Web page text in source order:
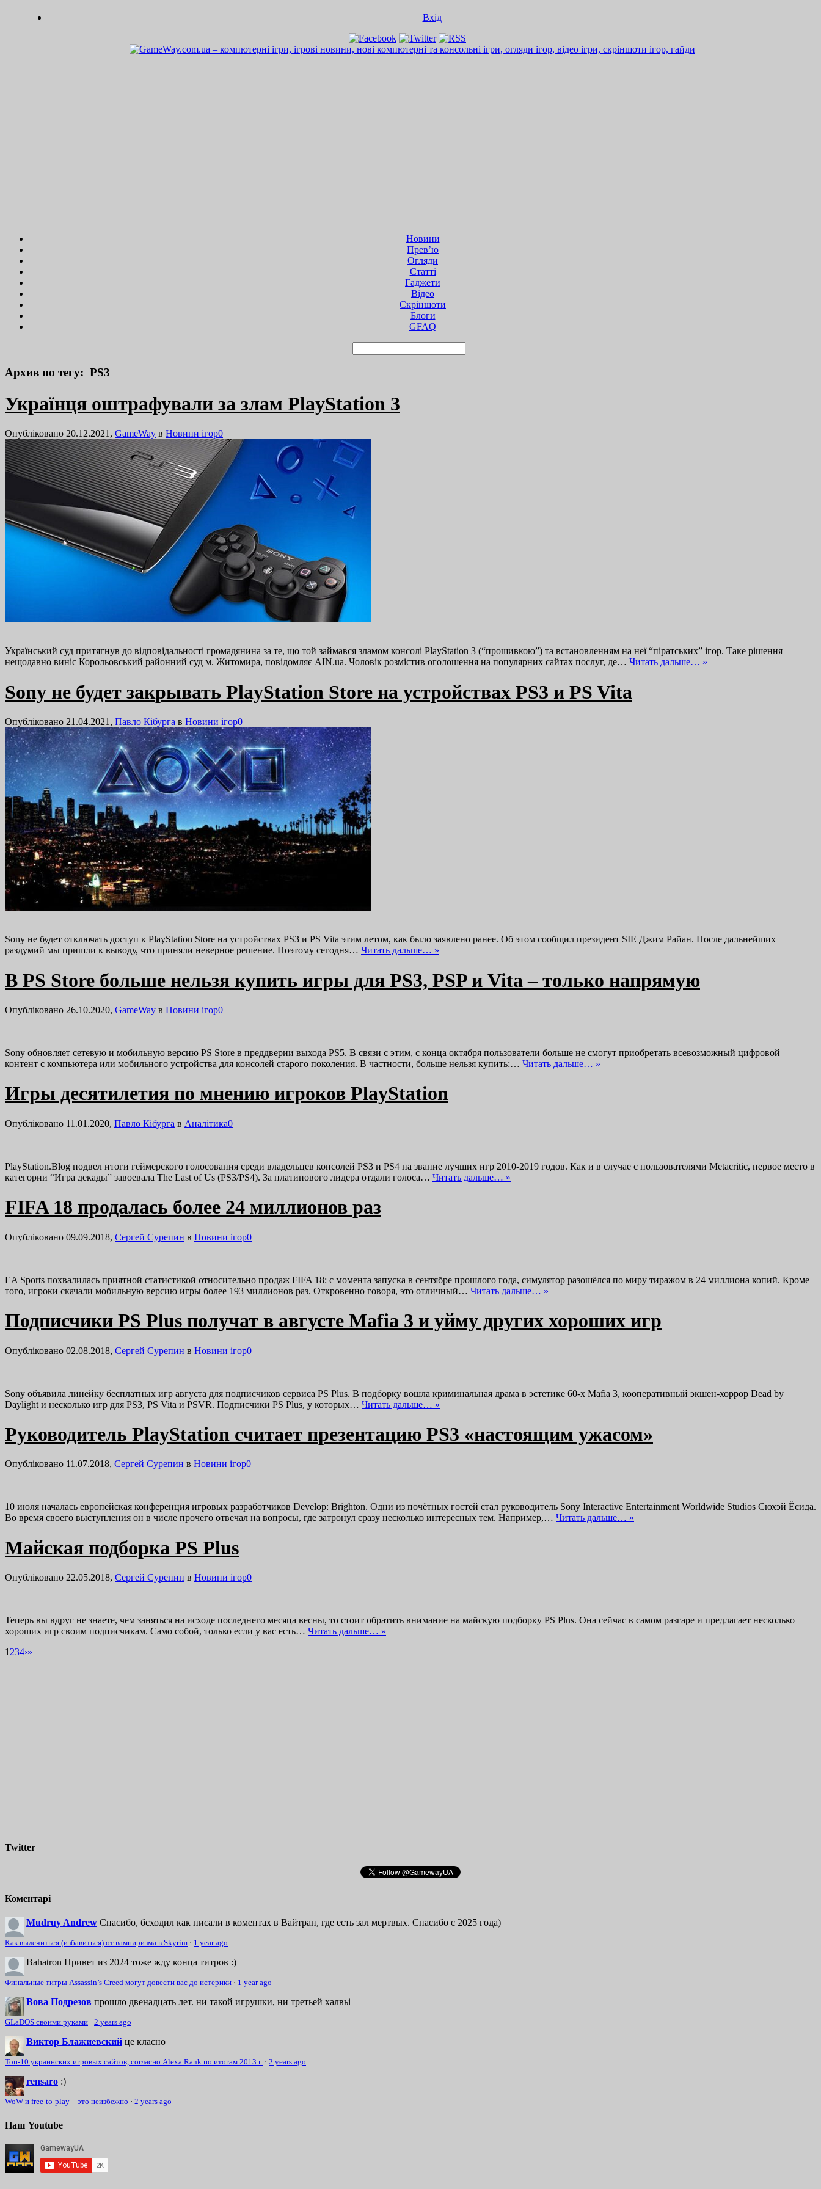
Вхід
Новини
Прев’ю
Огляди
Статті
Гаджети
Відео
Cкріншоти
Блоги
GFAQ
Архив по тегу: PS3
Українця оштрафували за злам PlayStation 3
Опубліковано 20.12.2021, GameWay в Новини ігор0
Український суд притягнув до відповідальності громадянина за те, що той займався зламом консолі PlayStation 3 (“прошивкою”) та встановленням на неї “піратських” ігор. Таке рішення
нещодавно виніс Корольовський районний суд м. Житомира, повідомляє AIN.ua. Чоловік розмістив оголошення на популярних сайтах послуг, де… Читать дальше… »
Sony не будет закрывать PlayStation Store на устройствах PS3 и PS Vita
Опубліковано 21.04.2021, Павло Кібурга в Новини ігор0
Sony не будет отключать доступ к PlayStation Store на устройствах PS3 и PS Vita этим летом, как было заявлено ранее. Об этом сообщил президент SIE Джим Райан. После дальнейших
раздумий мы пришли к выводу, что приняли неверное решение. Поэтому сегодня… Читать дальше… »
В PS Store больше нельзя купить игры для PS3, PSP и Vita – только напрямую
Опубліковано 26.10.2020, GameWay в Новини ігор0
Sony обновляет сетевую и мобильную версию PS Store в преддверии выхода PS5. В связи с этим, с конца октября пользователи больше не смогут приобретать всевозможный цифровой
контент с компьютера или мобильного устройства для консолей старого поколения. В частности, больше нельзя купить:… Читать дальше… »
Игры десятилетия по мнению игроков PlayStation
Опубліковано 11.01.2020, Павло Кібурга в Аналітика0
PlayStation.Blog подвел итоги геймерского голосования среди владельцев консолей PS3 и PS4 на звание лучших игр 2010-2019 годов. Как и в случае с пользователями Metacritic, первое место в
категории “Игра декады” завоевала The Last of Us (PS3/PS4). За платинового лидера отдали голоса… Читать дальше… »
FIFA 18 продалась более 24 миллионов раз
Опубліковано 09.09.2018, Сергей Сурепин в Новини ігор0
EA Sports похвалилась приятной статистикой относительно продаж FIFA 18: с момента запуска в сентябре прошлого года, симулятор разошёлся по миру тиражом в 24 миллиона копий. Кроме
того, игроки скачали мобильную версию игры более 193 миллионов раз. Откровенно говоря, это отличный… Читать дальше… »
Подписчики PS Plus получат в августе Mafia 3 и уйму других хороших игр
Опубліковано 02.08.2018, Сергей Сурепин в Новини ігор0
Sony объявила линейку бесплатных игр августа для подписчиков сервиса PS Plus. В подборку вошла криминальная драма в эстетике 60-х Mafia 3, кооперативный экшен-хоррор Dead by
Daylight и несколько игр для PS3, PS Vita и PSVR. Подписчики PS Plus, у которых… Читать дальше… »
Руководитель PlayStation считает презентацию PS3 «настоящим ужасом»
Опубліковано 11.07.2018, Сергей Сурепин в Новини ігор0
10 июля началась европейская конференция игровых разработчиков Develop: Brighton. Одни из почётных гостей стал руководитель Sony Interactive Entertainment Worldwide Studios Сюхэй Ёсида.
Во время своего выступления он в числе прочего отвечал на вопросы, где затронул сразу несколько интересных тем. Например,… Читать дальше… »
Майская подборка PS Plus
Опубліковано 22.05.2018, Сергей Сурепин в Новини ігор0
Теперь вы вдруг не знаете, чем заняться на исходе последнего месяца весны, то стоит обратить внимание на майскую подборку PS Plus. Она сейчас в самом разгаре и предлагает несколько
хороших игр своим подписчикам. Само собой, только если у вас есть… Читать дальше… »
1 234›»
Twitter
Коментарі
Mudruy Andrew Спасибо, бсходил как писали в коментах в Вайтран, где есть зал мертвых. Спасибо с 2025 года)
Как вылечиться (избавиться) от вампиризма в Skyrim · 1 year ago
Bahatron Привет из 2024 тоже жду конца титров :)
Финальные титры Assassin’s Creed могут довести вас до истерики · 1 year ago
Вова Подрезов прошло двенадцать лет. ни такой игрушки, ни третьей халвьі
GLaDOS своими руками · 2 years ago
Виктор Блажиевский це класно
Топ-10 украинских игровых сайтов, согласно Alexa Rank по итогам 2013 г. · 2 years ago
rensaro :)
WoW и free-to-play – это неизбежно · 2 years ago
Наш Youtube